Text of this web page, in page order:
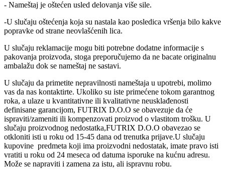
- Nameštaj je oštećen usled delovanja više sile.
-U slučaju oštećenja koja su nastala kao posledica vršenja bilo kakve
popravke od strane neovlašćenih lica.
U slučaju reklamacije mogu biti potrebne dodatne informacije s
pakovanja proizvoda, stoga preporučujemo da ne bacate originalnu
ambalažu dok se nameštaj ne sastavi.
U slučaju da primetite nepravilnosti nameštaja u upotrebi, molimo
vas da nas kontaktirte. Ukoliko su iste primećene tokom garantnog
roka, a ulaze u kvantitativne ili kvalitativne neusklađenosti
definisane garancijom, FUTRIX D.O.O se obavezuje da će
ispraviti/zameniti ili kompenzovati proizvod o vlastitom trošku. U
slučaju proizvodnog nedostatka,FUTRIX D.O.O obavezao se
otkloniti isti u roku od 15-45 dana od trenutka prijave.U slučaju
kupovine predmeta koji ima proizvodni nedostatak, imate pravo isti
vratiti u roku od 24 meseca od datuma isporuke na kućnu adresu.
Može se napraviti i zamena za istu, ali ispravnu robu.